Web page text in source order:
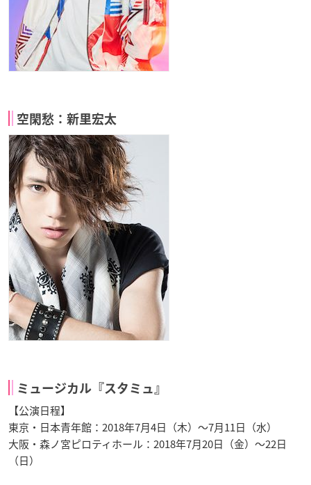
空閑愁：新里宏太
ミュージカル『スタミュ』
【公演日程】
東京・日本青年館：2018年7月4日（木）～7月11日（水）
大阪・森ノ宮ピロティホール：2018年7月20日（金）～22日
（日）